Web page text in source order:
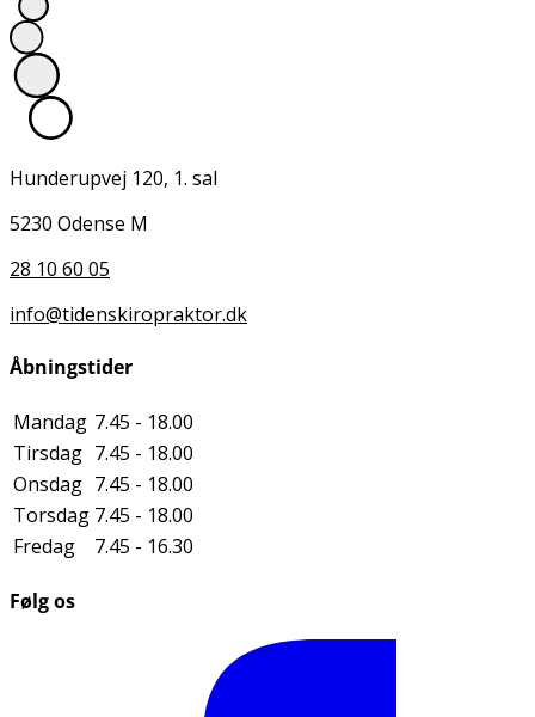
Hunderupvej 120, 1. sal
5230 Odense M
28 10 60 05
info@tidenskiropraktor.dk
Åbningstider
Mandag 7.45 - 18.00
Tirsdag 7.45 - 18.00
Onsdag 7.45 - 18.00
Torsdag 7.45 - 18.00
Fredag
7.45 - 16.30
Følg os